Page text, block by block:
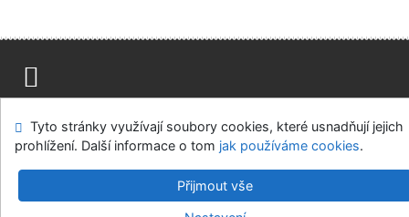
Modul OpenSearch
Napište nám Nastavení cookies
Ústavní soud, IČO: 48513687, se sídlem Joštova 625/8,
Tyto stránky využívají soubory cookies, které usnadňují jejich
prohlížení. Další informace o tom jak používáme cookies.
Přijmout vše